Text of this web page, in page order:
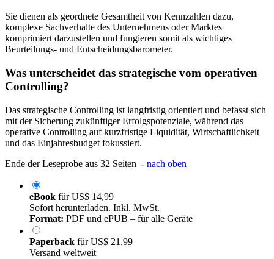
Sie dienen als geordnete Gesamtheit von Kennzahlen dazu,
komplexe Sachverhalte des Unternehmens oder Marktes
komprimiert darzustellen und fungieren somit als wichtiges
Beurteilungs- und Entscheidungsbarometer.
Was unterscheidet das strategische vom operativen
Controlling?
Das strategische Controlling ist langfristig orientiert und befasst sich
mit der Sicherung zukünftiger Erfolgspotenziale, während das
operative Controlling auf kurzfristige Liquidität, Wirtschaftlichkeit
und das Einjahresbudget fokussiert.
Ende der Leseprobe aus 32 Seiten - nach oben
eBook fürUS$ 14,99
Sofort herunterladen. Inkl. MwSt.
Format: PDF und ePUB – für alle Geräte
Paperback fürUS$ 21,99
Versand weltweit